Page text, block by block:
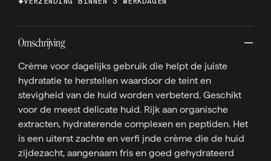
Omschrijving
Crème voor dagelijks gebruik die helpt de juiste
hydratatie te herstellen waardoor de teint en
stevigheid van de huid worden verbeterd. Geschikt
voor de meest delicate huid. Rijk aan organische
extracten, hydraterende complexen en peptiden. Het
is een uiterst zachte en verfi jnde crème die de huid
zijdezacht, aangenaam fris en goed gehydrateerd